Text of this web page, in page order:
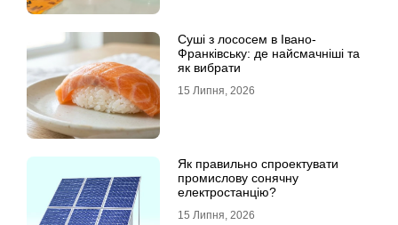
Суші з лососем в Івано-
Франківську: де найсмачніші та
як вибрати
15 Липня, 2026
Як правильно спроектувати
промислову сонячну
електростанцію?
15 Липня, 2026